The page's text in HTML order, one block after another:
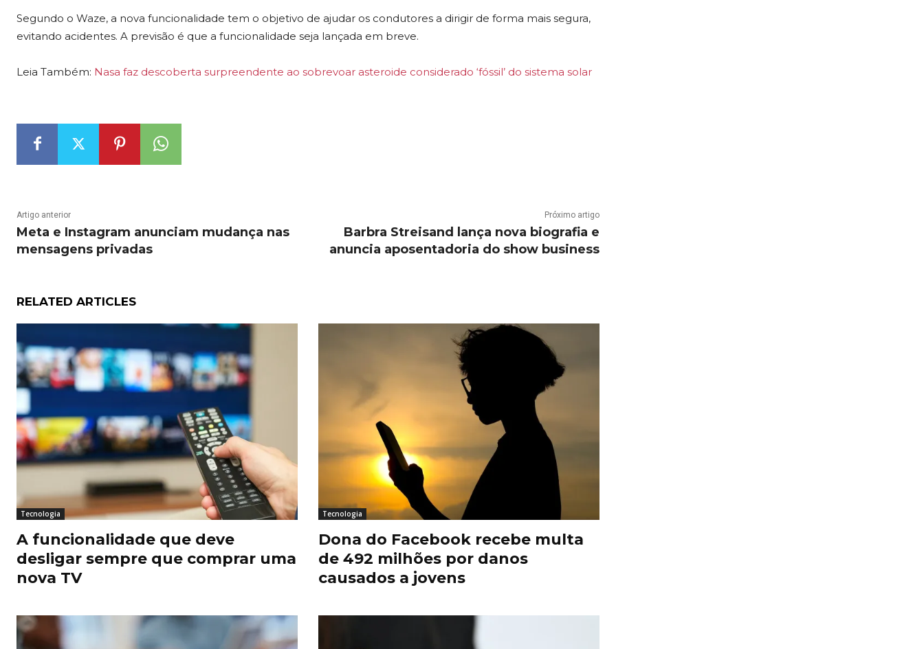
Segundo o Waze, a nova funcionalidade tem o objetivo de ajudar os condutores a dirigir de forma mais segura,
evitando acidentes. A previsão é que a funcionalidade seja lançada em breve.
Leia Também: Nasa faz descoberta surpreendente ao sobrevoar asteroide considerado ‘fóssil’ do sistema solar
Artigo anterior
Meta e Instagram anunciam mudança nas
mensagens privadas
Próximo artigo
Barbra Streisand lança nova biografia e
anuncia aposentadoria do show business
RELATED ARTICLES
Tecnologia
A funcionalidade que deve
desligar sempre que comprar uma
nova TV
Tecnologia
Dona do Facebook recebe multa
de 492 milhões por danos
causados a jovens